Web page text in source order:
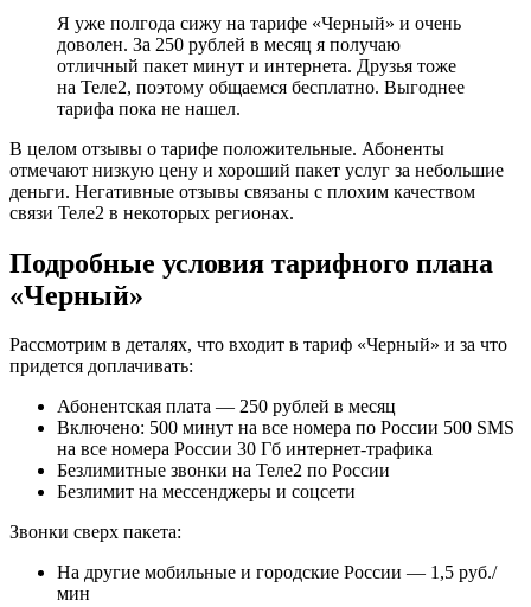
Я уже полгода сижу на тарифе «Черный» и очень
доволен. За 250 рублей в месяц я получаю
отличный пакет минут и интернета. Друзья тоже
на Теле2, поэтому общаемся бесплатно. Выгоднее
тарифа пока не нашел.
В целом отзывы о тарифе положительные. Абоненты
отмечают низкую цену и хороший пакет услуг за небольшие
деньги. Негативные отзывы связаны с плохим качеством
связи Теле2 в некоторых регионах.
Подробные условия тарифного плана
«Черный»
Рассмотрим в деталях, что входит в тариф «Черный» и за что
придется доплачивать:
Абонентская плата — 250 рублей в месяц
Включено: 500 минут на все номера по России 500 SMS
на все номера России 30 Гб интернет-трафика
Безлимитные звонки на Теле2 по России
Безлимит на мессенджеры и соцсети
Звонки сверх пакета:
На другие мобильные и городские России — 1,5 руб./
мин